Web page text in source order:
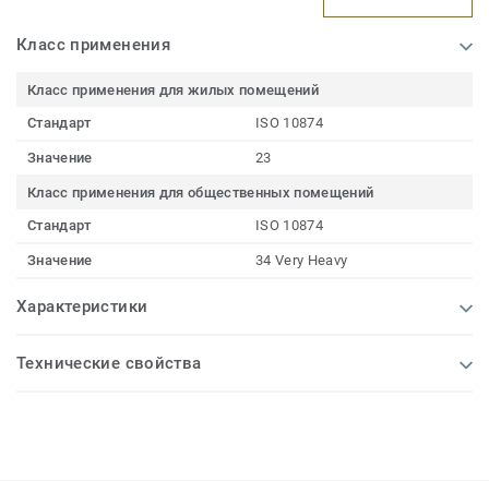
Класс применения
Класс применения для жилых помещений
Стандарт
ISO 10874
Значение 23
Класс применения для общественных помещений
Стандарт
ISO 10874
Значение 34 Very Heavy
Характеристики
Технические свойства